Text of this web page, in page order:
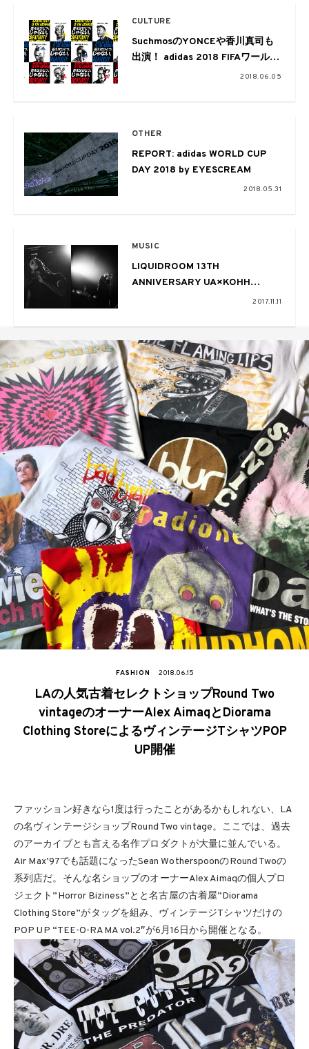
CULTURE
SuchmosのYONCEや香川真司も
出演！ adidas 2018 FIFAワールド
カップ ロシア™開幕を記念したム
2018.06.05
OTHER
REPORT: adidas WORLD CUP
DAY 2018 by EYESCREAM
2018.05.31
MUSIC
LIQUIDROOM 13TH
ANNIVERSARY UA×KOHH
2017.11.11
FASHION 2018.06.15
LAの人気古着セレクトショップRound Two
vintageのオーナーAlex AimaqとDiorama
Clothing StoreによるヴィンテージTシャツPOP
UP開催
ファッション好きなら1度は行ったことがあるかもしれない、LA
の名ヴィンテージショップRound Two vintage。ここでは、過去
のアーカイブとも言える名作プロダクトが大量に並んでいる。
Air Max’97でも話題になったSean WotherspoonのRound Twoの
系列店だ。そんな名ショップのオーナーAlex Aimaqの個人プロ
ジェクト”Horror Biziness”とと名古屋の古着屋”Diorama
Clothing Store”がタッグを組み、ヴィンテージTシャツだけの
POP UP “TEE-O-RAMA vol.2″が6月16日から開催となる。